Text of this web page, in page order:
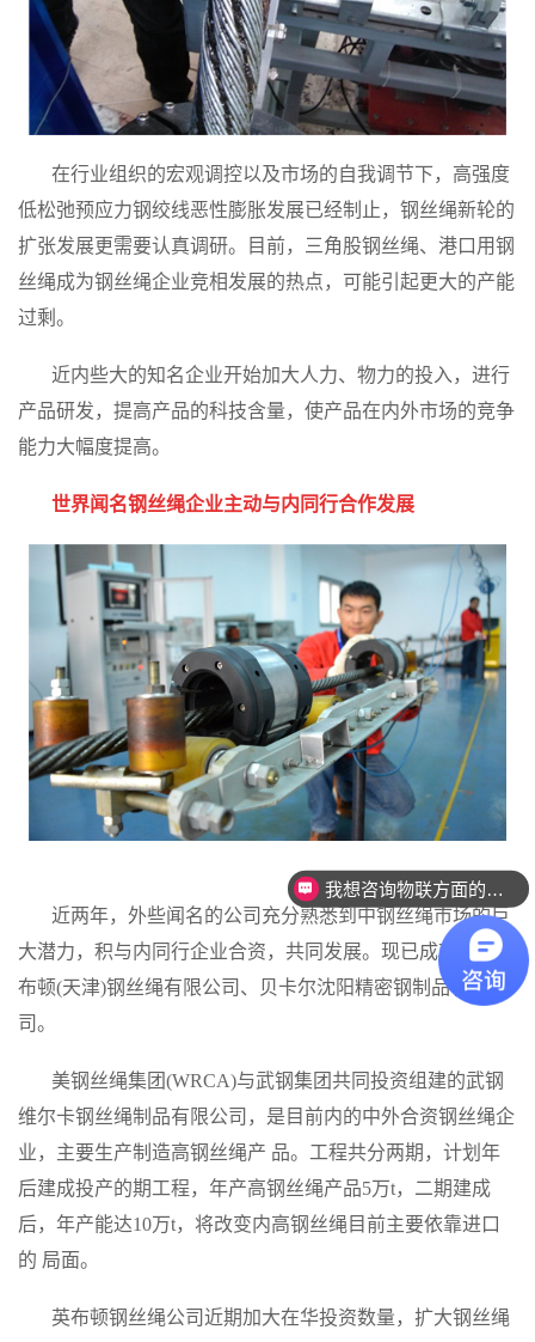
在行业组织的宏观调控以及市场的自我调节下，高强度
低松弛预应力钢绞线恶性膨胀发展已经制止，钢丝绳新轮的
扩张发展更需要认真调研。目前，三角股钢丝绳、港口用钢
丝绳成为钢丝绳企业竞相发展的热点，可能引起更大的产能
过剩。
近内些大的知名企业开始加大人力、物力的投入，进行
产品研发，提高产品的科技含量，使产品在内外市场的竞争
能力大幅度提高。
世界闻名钢丝绳企业主动与内同行合作发展
近两年，外些闻名的公司充分熟悉到中钢丝绳市场的巨
大潜力，积与内同行企业合资，共同发展。现已成功建立了
布顿(天津)钢丝绳有限公司、贝卡尔沈阳精密钢制品有限公
司。
美钢丝绳集团(WRCA)与武钢集团共同投资组建的武钢
维尔卡钢丝绳制品有限公司，是目前内的中外合资钢丝绳企
业，主要生产制造高钢丝绳产 品。工程共分两期，计划年
后建成投产的期工程，年产高钢丝绳产品5万t，二期建成
后，年产能达10万t，将改变内高钢丝绳目前主要依靠进口
的 局面。
英布顿钢丝绳公司近期加大在华投资数量，扩大钢丝绳